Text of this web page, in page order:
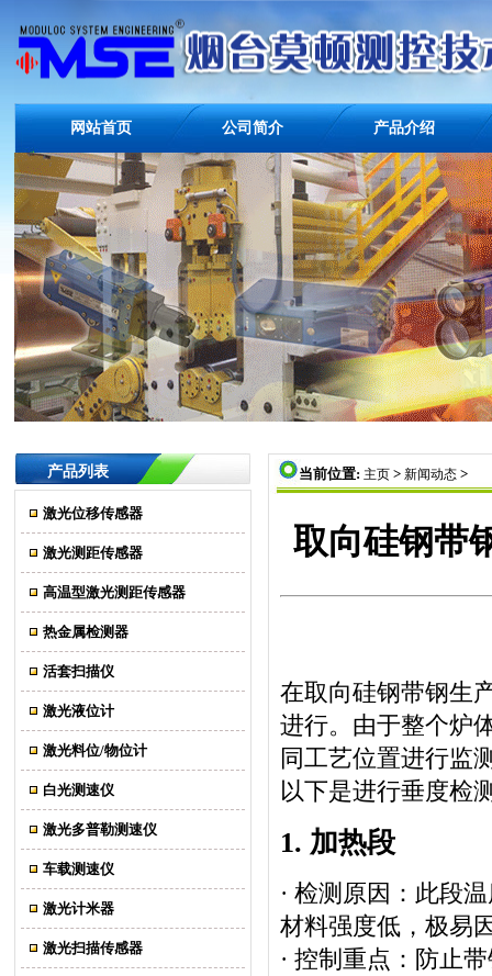
网站首页 公司简介 产品介绍
产品列表
激光位移传感器
激光测距传感器
高温型激光测距传感器
热金属检测器
活套扫描仪
激光液位计
激光料位/物位计
白光测速仪
激光多普勒测速仪
车载测速仪
激光计米器
激光扫描传感器
当前位置: 主页 > 新闻动态 >
取向硅钢带
在取向硅钢带钢生
进行。由于整个炉
同工艺位置进行监
以下是进行垂度检
1. 加热段
· 检测原因：此段
材料强度低，极易
· 控制重点：防止